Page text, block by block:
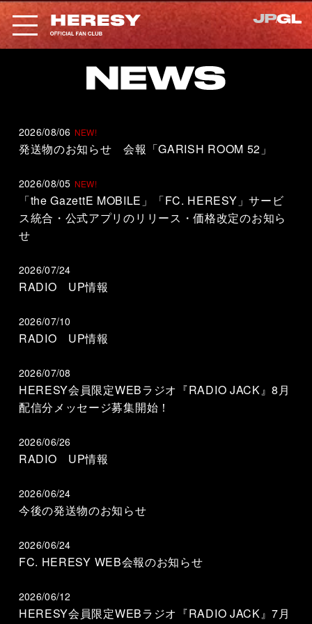
2026/08/06
発送物のお知らせ 会報「GARISH ROOM 52」
2026/08/05
「the GazettE MOBILE」「FC. HERESY」サービ
ス統合・公式アプリのリリース・価格改定のお知ら
せ
2026/07/24
RADIO UP情報
2026/07/10
RADIO UP情報
2026/07/08
HERESY会員限定WEBラジオ『RADIO JACK』8月
配信分メッセージ募集開始！
2026/06/26
RADIO UP情報
2026/06/24
今後の発送物のお知らせ
2026/06/24
FC. HERESY WEB会報のお知らせ
2026/06/12
HERESY会員限定WEBラジオ『RADIO JACK』7月